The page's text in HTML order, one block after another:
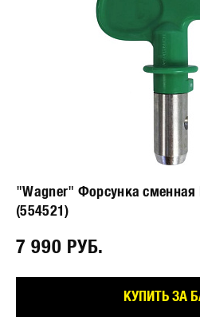
"Wagner" Форсунка сменная
(554521)
7 990 РУБ.⠀
КУПИТЬ ЗА